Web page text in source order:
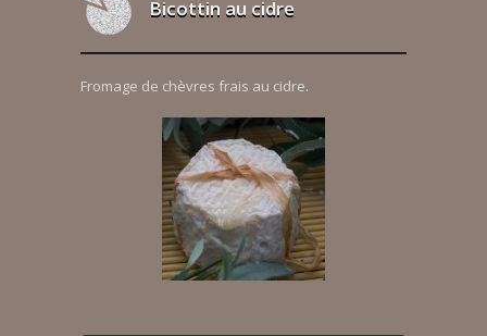
Bicottin au cidre
Fromage de chèvres frais au cidre.